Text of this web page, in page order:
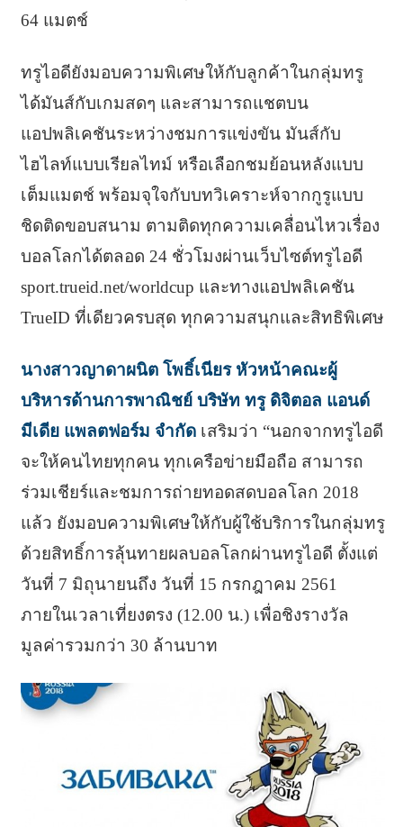
64 แมตช์
ทรูไอดียังมอบความพิเศษให้กับลูกค้าในกลุ่มทรู
ได้มันส์กับเกมสดๆ และสามารถแชตบน
แอปพลิเคชันระหว่างชมการแข่งขัน มันส์กับ
ไฮไลท์แบบเรียลไทม์ หรือเลือกชมย้อนหลังแบบ
เต็มแมตช์ พร้อมจุใจกับบทวิเคราะห์จากกูรูแบบ
ชิดติดขอบสนาม ตามติดทุกความเคลื่อนไหวเรื่อง
บอลโลกได้ตลอด 24 ชั่วโมงผ่านเว็บไซต์ทรูไอดี
sport.trueid.net/worldcup และทางแอปพลิเคชัน
TrueID ที่เดียวครบสุด ทุกความสนุกและสิทธิพิเศษ
นางสาวญาดาผนิต โพธิ์เนียร หัวหน้าคณะผู้
บริหารด้านการพาณิชย์ บริษัท ทรู ดิจิตอล แอนด์
มีเดีย แพลตฟอร์ม จำกัดเสริมว่า “นอกจากทรูไอดี
จะให้คนไทยทุกคน ทุกเครือข่ายมือถือ สามารถ
ร่วมเชียร์และชมการถ่ายทอดสดบอลโลก 2018
แล้ว ยังมอบความพิเศษให้กับผู้ใช้บริการในกลุ่มทรู
ด้วยสิทธิ์การลุ้นทายผลบอลโลกผ่านทรูไอดี ตั้งแต่
วันที่ 7 มิถุนายนถึง วันที่ 15 กรกฎาคม 2561
ภายในเวลาเที่ยงตรง (12.00 น.) เพื่อชิงรางวัล
มูลค่ารวมกว่า 30 ล้านบาท